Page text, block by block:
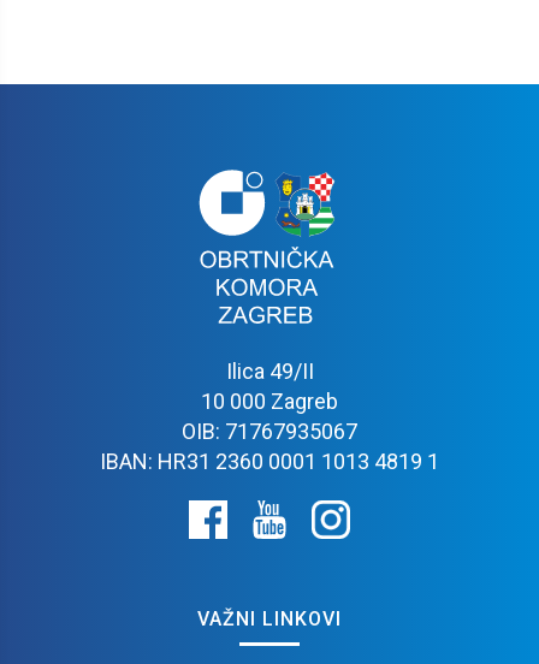
Ilica 49/II
10 000 Zagreb
OIB: 71767935067
IBAN: HR31 2360 0001 1013 4819 1
VAŽNI LINKOVI